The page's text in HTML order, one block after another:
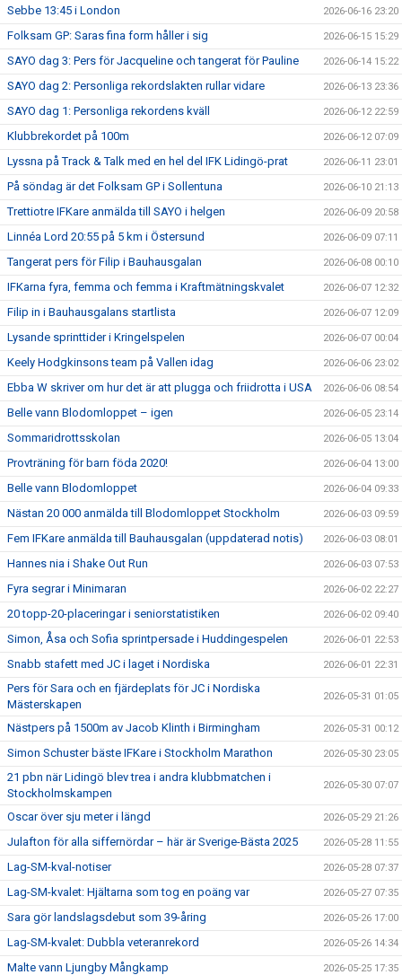
Sebbe 13:45 i London 2026-06-16 23:20
Folksam GP: Saras fina form håller i sig 2026-06-15 15:29
SAYO dag 3: Pers för Jacqueline och tangerat för Pauline 2026-06-14 15:22
SAYO dag 2: Personliga rekordslakten rullar vidare 2026-06-13 23:36
SAYO dag 1: Personliga rekordens kväll 2026-06-12 22:59
Klubbrekordet på 100m 2026-06-12 07:09
Lyssna på Track & Talk med en hel del IFK Lidingö-prat 2026-06-11 23:01
På söndag är det Folksam GP i Sollentuna 2026-06-10 21:13
Trettiotre IFKare anmälda till SAYO i helgen 2026-06-09 20:58
Linnéa Lord 20:55 på 5 km i Östersund 2026-06-09 07:11
Tangerat pers för Filip i Bauhausgalan 2026-06-08 00:10
IFKarna fyra, femma och femma i Kraftmätningskvalet 2026-06-07 12:32
Filip in i Bauhausgalans startlista 2026-06-07 12:09
Lysande sprinttider i Kringelspelen 2026-06-07 00:04
Keely Hodgkinsons team på Vallen idag 2026-06-06 23:02
Ebba W skriver om hur det är att plugga och friidrotta i USA 2026-06-06 08:54
Belle vann Blodomloppet – igen 2026-06-05 23:14
Sommaridrottsskolan 2026-06-05 13:04
Provträning för barn föda 2020! 2026-06-04 13:00
Belle vann Blodomloppet 2026-06-04 09:33
Nästan 20 000 anmälda till Blodomloppet Stockholm 2026-06-03 09:59
Fem IFKare anmälda till Bauhausgalan (uppdaterad notis) 2026-06-03 08:01
Hannes nia i Shake Out Run 2026-06-03 07:53
Fyra segrar i Minimaran 2026-06-02 22:27
20 topp-20-placeringar i seniorstatistiken 2026-06-02 09:40
Simon, Åsa och Sofia sprintpersade i Huddingespelen 2026-06-01 22:53
Snabb stafett med JC i laget i Nordiska 2026-06-01 22:31
Pers för Sara och en fjärdeplats för JC i Nordiska
Mästerskapen
2026-05-31 01:05
Nästpers på 1500m av Jacob Klinth i Birmingham 2026-05-31 00:12
Simon Schuster bäste IFKare i Stockholm Marathon 2026-05-30 23:05
21 pbn när Lidingö blev trea i andra klubbmatchen i
Stockholmskampen
2026-05-30 07:07
Oscar över sju meter i längd 2026-05-29 21:26
Julafton för alla siffernördar – här är Sverige-Bästa 2025 2026-05-28 11:55
Lag-SM-kval-notiser 2026-05-28 07:37
Lag-SM-kvalet: Hjältarna som tog en poäng var 2026-05-27 07:35
Sara gör landslagsdebut som 39-åring 2026-05-26 17:00
Lag-SM-kvalet: Dubbla veteranrekord 2026-05-26 14:34
Malte vann Ljungby Mångkamp 2026-05-25 17:35